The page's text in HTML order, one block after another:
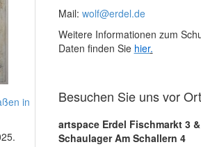
in
Mail: wolf@erdel.de
Weitere Informationen zum
Daten finden Sie hier.
Besuchen Sie uns vor Ort
artspace Erdel Fischmarkt 3 &
Schaulager Am Schallern 4